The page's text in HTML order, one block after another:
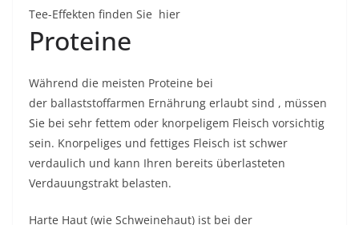
Tee-Effekten finden Sie hier
Proteine
Während die meisten Proteine ​​bei
der ballaststoffarmen Ernährung erlaubt sind , müssen
Sie bei sehr fettem oder knorpeligem Fleisch vorsichtig
sein. Knorpeliges und fettiges Fleisch ist schwer
verdaulich und kann Ihren bereits überlasteten
Verdauungstrakt belasten.
Harte Haut (wie Schweinehaut) ist bei der